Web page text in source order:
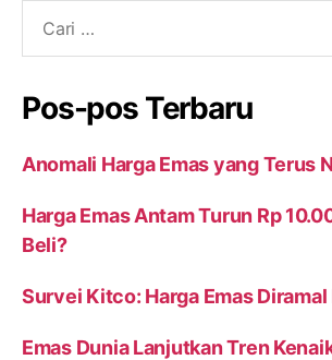
Pos-pos Terbaru
Anomali Harga Emas yang Terus
Harga Emas Antam Turun Rp
Beli?
Survei Kitco: Harga Emas Diramal
Emas Dunia Lanjutkan Tren